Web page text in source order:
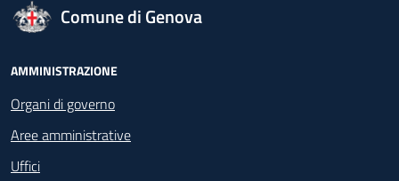
logo Unione Europea
Comune di Genova
Footer - Navigazione
AMMINISTRAZIONE
Organi di governo
Aree amministrative
Uffici